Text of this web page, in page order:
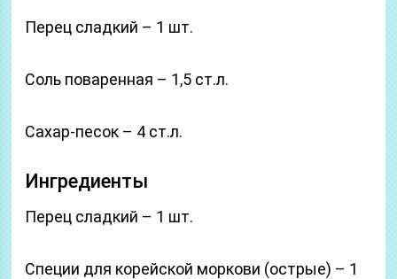
Перец сладкий – 1 шт.
Соль поваренная – 1,5 ст.л.
Сахар-песок – 4 ст.л.
Ингредиенты
Перец сладкий – 1 шт.
Специи для корейской моркови (острые) – 1